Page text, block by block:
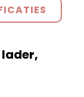
lader,